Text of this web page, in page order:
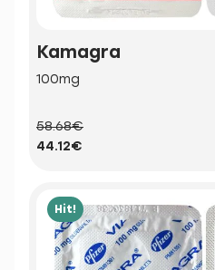
Kamagra
100mg
58.68€
44.12€
Hit!